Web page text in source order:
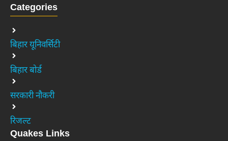
Categories
बिहार यूनिवर्सिटी
बिहार बोर्ड
सरकारी नौकरी
रिजल्ट
Quakes Links